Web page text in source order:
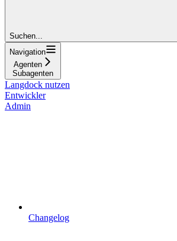
Suchen...
Navigation
Agenten
Subagenten
Langdock nutzen
Entwickler
Admin
Changelog